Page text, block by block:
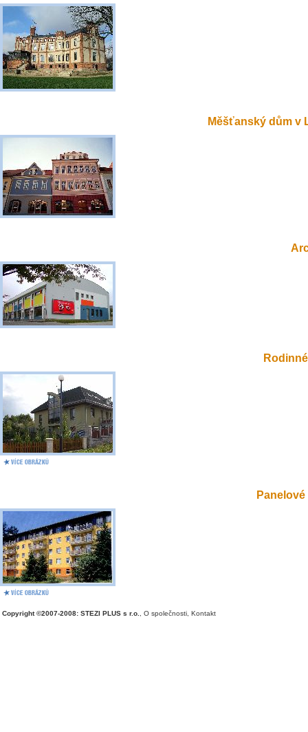
Měšťanský dům v
Panelové
Copyright ©2007-2008: STEZI PLUS s r.o. O společnosti Kontakt